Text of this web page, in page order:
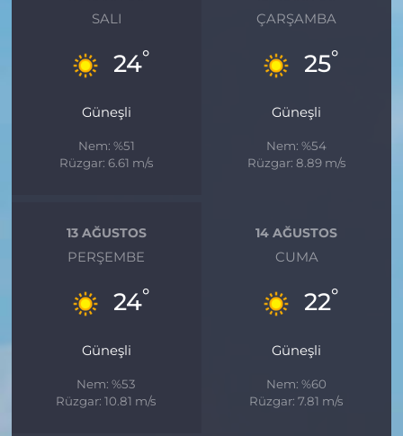
SALI
24°
Güneşli
Nem: %51
Rüzgar: 6.61 m/s
ÇARŞAMBA
25°
Güneşli
Nem: %54
Rüzgar: 8.89 m/s
13 AĞUSTOS
PERŞEMBE
24°
Güneşli
Nem: %53
Rüzgar: 10.81 m/s
14 AĞUSTOS
CUMA
22°
Güneşli
Nem: %60
Rüzgar: 7.81 m/s